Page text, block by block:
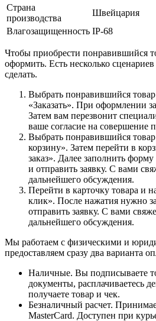
Страна
производства
Швейцария
Влагозащищенность IP-68
Чтобы приобрести понравившийся
оформить. Есть несколько
сделать.
Выбрать понравившийся
«Заказать». При оформлении
Затем вам перезвонит
ваше согласие на совершение
Выбрать понравившийся
корзину». Затем перейти в
заказ». Далее заполнить
и отправить заявку. С вами
дальнейшего обсуждения.
Перейти в карточку товара и
клик». После нажатия нужно
отправить заявку. С вами
дальнейшего обсуждения.
Мы работаем с физическими и
предоставляем сразу два варианта
Наличные. Вы подписываете
документы, расплачиваетесь
получаете товар и чек.
Безналичный расчет.
MasterCard. Доступен при